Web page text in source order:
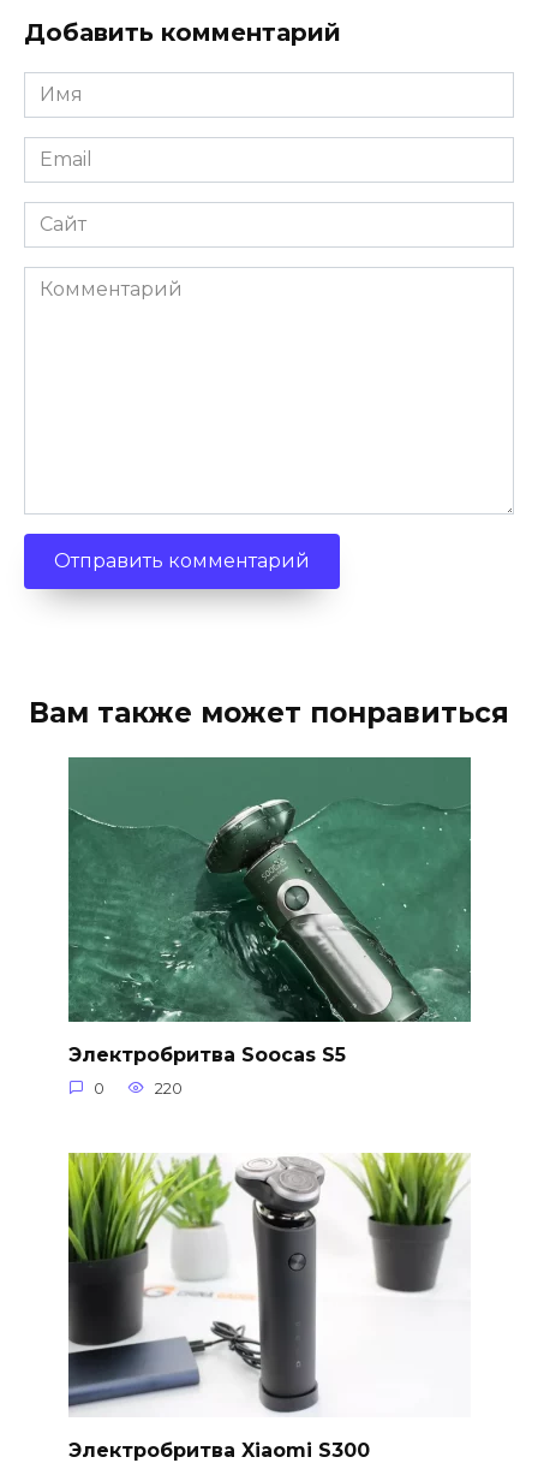
Добавить комментарий
Имя
Email
Сайт
Комментарий
Вам также может понравиться
Электробритва Soocas S5
0 220
Электробритва Xiaomi S300